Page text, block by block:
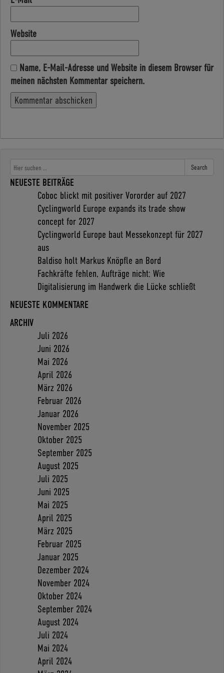
Website
Name, E-Mail-Adresse und Website in diesem Browser für
meinen nächsten Kommentar speichern.
Search
NEUESTE BEITRÄGE
Coboc blickt mit positiver Vororder auf 2027
Cyclingworld Europe expands its trade show
concept for 2027
Cyclingworld Europe baut Messekonzept für 2027
aus
Baldiso holt Markus Knöpfle an Bord
Fachkräfte fehlen, Aufträge nicht: Wie
Digitalisierung im Handwerk die Lücke schließt
NEUESTE KOMMENTARE
ARCHIV
Juli 2026
Juni 2026
Mai 2026
April 2026
März 2026
Februar 2026
Januar 2026
November 2025
Oktober 2025
September 2025
August 2025
Juli 2025
Juni 2025
Mai 2025
April 2025
März 2025
Februar 2025
Januar 2025
Dezember 2024
November 2024
Oktober 2024
September 2024
August 2024
Juli 2024
Mai 2024
April 2024